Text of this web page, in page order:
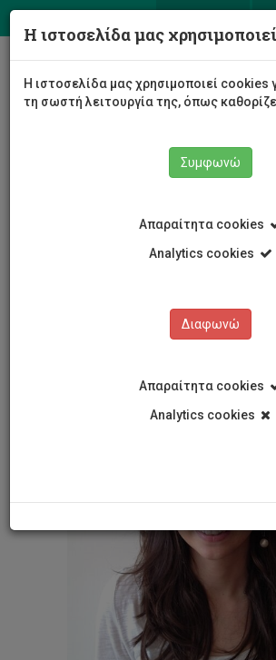
Μέλη Συγκλήτου
Κοσμήτορες/
Βασιλική Τρίγκα
Η ιστοσελίδα μας
Η ιστοσελίδα μας χρησιμοποιεί cookies
τη σωστή λειτουργία της, όπως
Συμφωνώ
Απαραίτητα cookies
Analytics cookies
Διαφωνώ
Απαραίτητα cookies
Analytics cookies